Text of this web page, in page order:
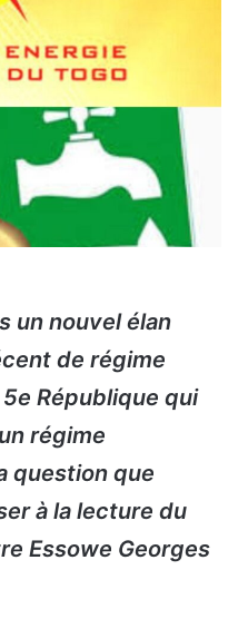
un nouvel élan
de régime
République qui
régime
question que
à la lecture du
Essowe Georges